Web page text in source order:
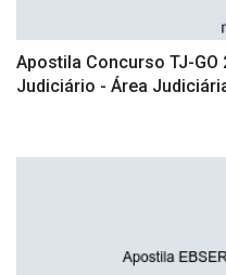
Apostila Concurso TJ-
Judiciário - Área